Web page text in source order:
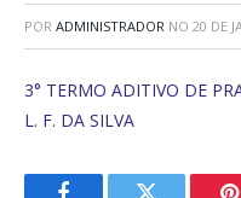
POR ADMINISTRADOR NO 20 DE
3° TERMO ADITIVO DE
L. F. DA SILVA